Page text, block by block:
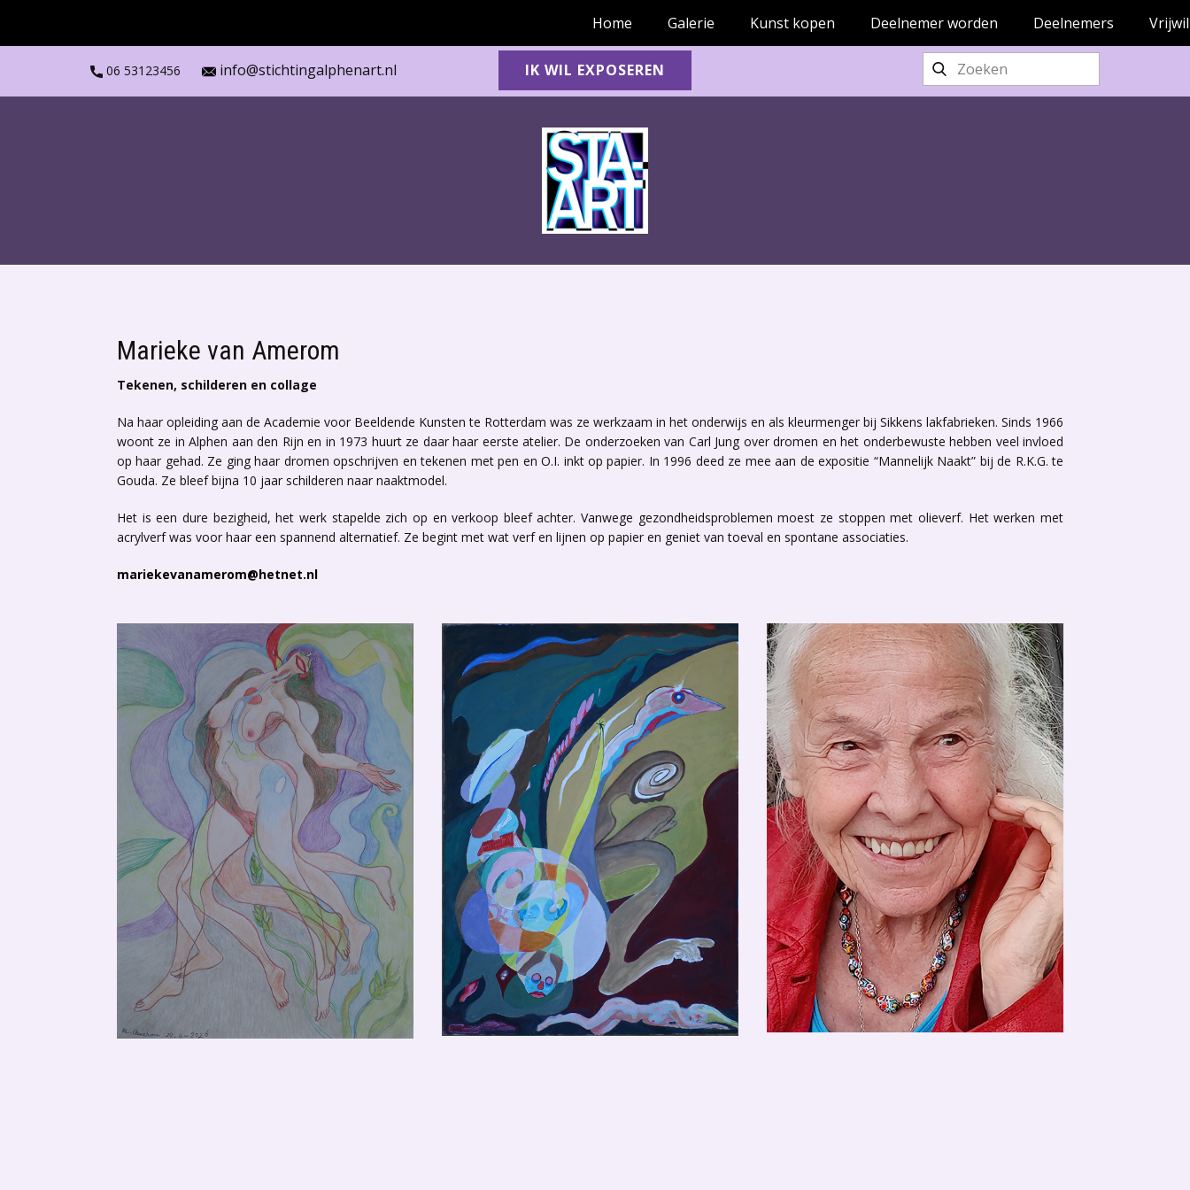
Home Galerie Kunst kopen Deelnemer worden Deelnemers
IK WIL EXPOSEREN
06 53123456 info@stichtingalphenart.nl
Marieke van Amerom
Tekenen, schilderen en collage
Na haar opleiding aan de Academie voor Beeldende Kunsten te Rotterdam was ze werkzaam in het onderwijs en als kleurmenger bij Sikkens lakfabrieken. Sinds 1966
woont ze in Alphen aan den Rijn en in 1973 huurt ze daar haar eerste atelier. De onderzoeken van Carl Jung over dromen en het onderbewuste hebben veel invloed
op haar gehad. Ze ging haar dromen opschrijven en tekenen met pen en O.I. inkt op papier. In 1996 deed ze mee aan de expositie “Mannelijk Naakt” bij de R.K.G. te
Gouda. Ze bleef bijna 10 jaar schilderen naar naaktmodel.
Het is een dure bezigheid, het werk stapelde zich op en verkoop bleef achter. Vanwege gezondheidsproblemen moest ze stoppen met olieverf. Het werken met
acrylverf was voor haar een spannend alternatief. Ze begint met wat verf en lijnen op papier en geniet van toeval en spontane associaties.
mariekevanamerom@hetnet.nl